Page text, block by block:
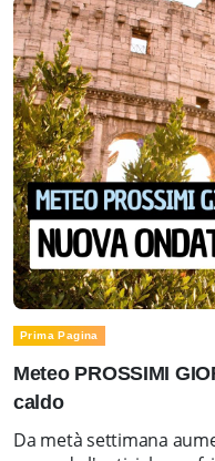
Prima Pagina
Meteo PROSSIMI
caldo
Da metà settimana